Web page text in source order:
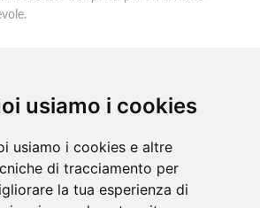
usiamo i cookies
usiamo i cookies e altre
di tracciamento per
la tua esperienza di
di eventi tra rosé e Lago di Garda
sul territorio e racconto del rosé
Valtènesi presenta il calendario della
bresciana del Lago di Garda. Il 23
del Valtènesi per stampa e operatori.
ai Laghi di Suviana e
fotografica alla fauna